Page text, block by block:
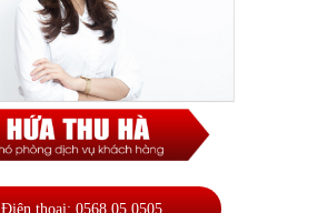
Điện thoại: 0568 05 0505